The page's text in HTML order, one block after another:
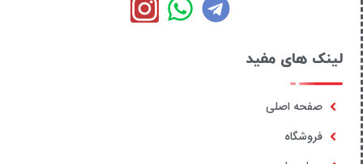
لینک های مفید
صفحه اصلی
فروشگاه